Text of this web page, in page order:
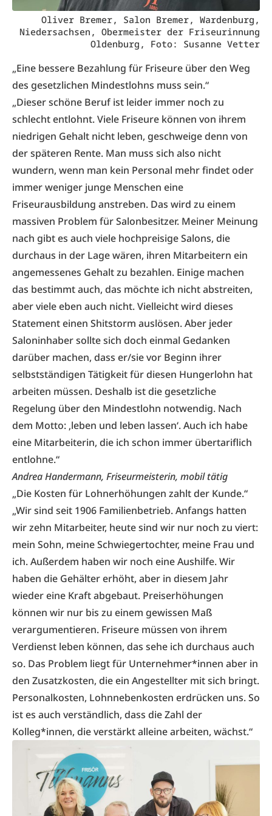
Oliver Bremer, Salon Bremer, Wardenburg,
Niedersachsen, Obermeister der Friseurinnung
Oldenburg, Foto: Susanne Vetter
„Eine bessere Bezahlung für Friseure über den Weg
des gesetzlichen Mindestlohns muss sein.“
„Dieser schöne Beruf ist leider immer noch zu
schlecht entlohnt. Viele Friseure können von ihrem
niedrigen Gehalt nicht leben, geschweige denn von
der späteren Rente. Man muss sich also nicht
wundern, wenn man kein Personal mehr findet oder
immer weniger junge Menschen eine
Friseurausbildung anstreben. Das wird zu einem
massiven Problem für Salonbesitzer. Meiner Meinung
nach gibt es auch viele hochpreisige Salons, die
durchaus in der Lage wären, ihren Mitarbeitern ein
angemessenes Gehalt zu bezahlen. Einige machen
das bestimmt auch, das möchte ich nicht abstreiten,
aber viele eben auch nicht. Vielleicht wird dieses
Statement einen Shitstorm auslösen. Aber jeder
Saloninhaber sollte sich doch einmal Gedanken
darüber machen, dass er/sie vor Beginn ihrer
selbstständigen Tätigkeit für diesen Hungerlohn hat
arbeiten müssen. Deshalb ist die gesetzliche
Regelung über den Mindestlohn notwendig. Nach
dem Motto: ‚leben und leben lassen‘. Auch ich habe
eine Mitarbeiterin, die ich schon immer übertariflich
entlohne.“
Andrea Handermann, Friseurmeisterin, mobil tätig
„Die Kosten für Lohnerhöhungen zahlt der Kunde.“
„Wir sind seit 1906 Familienbetrieb. Anfangs hatten
wir zehn Mitarbeiter, heute sind wir nur noch zu viert:
mein Sohn, meine Schwiegertochter, meine Frau und
ich. Außerdem haben wir noch eine Aushilfe. Wir
haben die Gehälter erhöht, aber in diesem Jahr
wieder eine Kraft abgebaut. Preiserhöhungen
können wir nur bis zu einem gewissen Maß
verargumentieren. Friseure müssen von ihrem
Verdienst leben können, das sehe ich durchaus auch
so. Das Problem liegt für Unternehmer*innen aber in
den Zusatzkosten, die ein Angestellter mit sich bringt.
Personalkosten, Lohnnebenkosten erdrücken uns. So
ist es auch verständlich, dass die Zahl der
Kolleg*innen, die verstärkt alleine arbeiten, wächst.“